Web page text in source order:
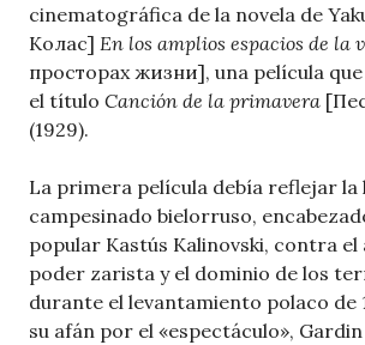
cinematográfica de la novela de
Колас] En los amplios espacios de la
просторах жизни], una película
el título Canción de la primavera
(1929).
La primera película debía reflejar la
campesinado bielorruso,
popular Kastús Kalinovski, contra
poder zarista y el dominio de los
durante el levantamiento polaco de
su afán por el «espectáculo»,